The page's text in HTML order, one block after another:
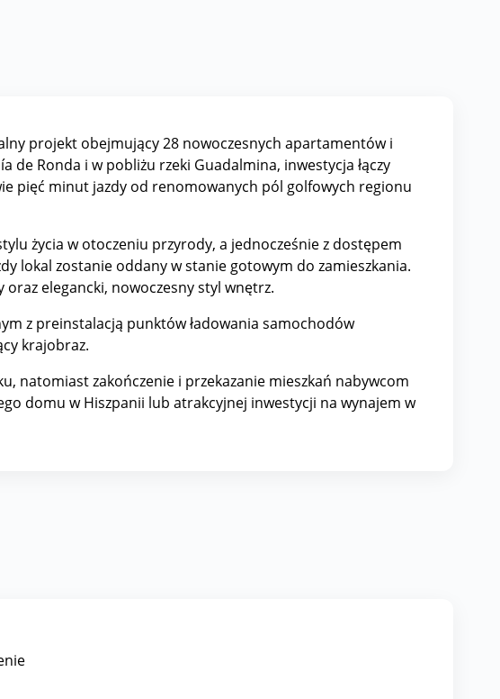
projekt obejmujący 28 nowoczesnych apartamentów i
de Ronda i w pobliżu rzeki Guadalmina, inwestycja łączy
pięć minut jazdy od renomowanych pól golfowych regionu
życia w otoczeniu przyrody, a jednocześnie z dostępem
lokal zostanie oddany w stanie gotowym do zamieszkania.
elegancki, nowoczesny styl wnętrz.
z preinstalacją punktów ładowania samochodów
krajobraz.
natomiast zakończenie i przekazanie mieszkań nabywcom
domu w Hiszpanii lub atrakcyjnej inwestycji na wynajem w